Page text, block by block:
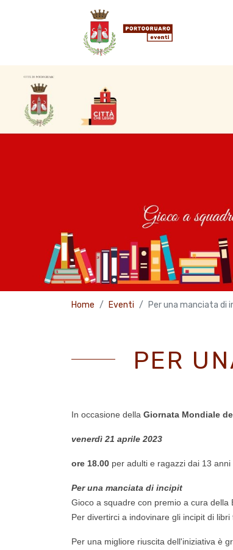
Home Eventi Per una manciata di
PER
In occasione della Giornata Mondiale
venerdì 21 aprile 2023
ore 18.00 per adulti e ragazzi dai 13 anni
Per una manciata di incipit
Gioco a squadre con premio a cura
Per divertirci a indovinare gli incipit di
Per una migliore riuscita dell'iniziativa è